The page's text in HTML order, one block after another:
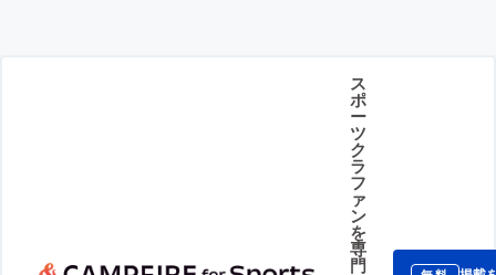
ス
ポ
ー
ツ
ク
ラ
フ
ァ
ン
を
専
門